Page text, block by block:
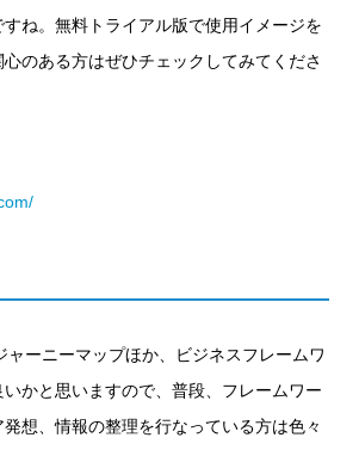
ね。無料トライアル版で使用イメージを
のある方はぜひチェックしてみてくださ
ャーニーマップほか、ビジネスフレームワ
かと思いますので、普段、フレームワー
想、情報の整理を行なっている方は色々